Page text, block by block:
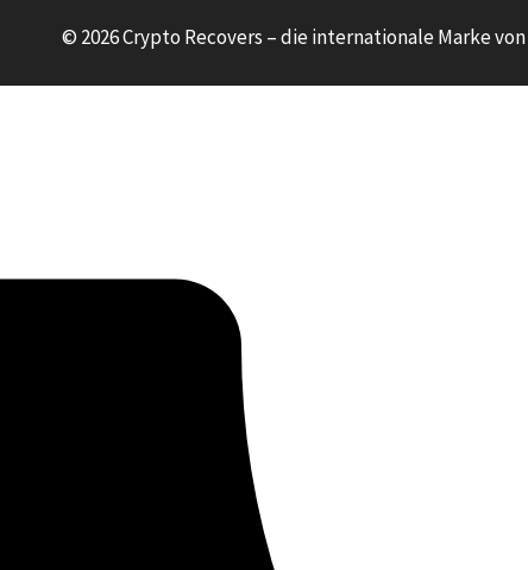
© 2026 Crypto Recovers – die internationale Marke von